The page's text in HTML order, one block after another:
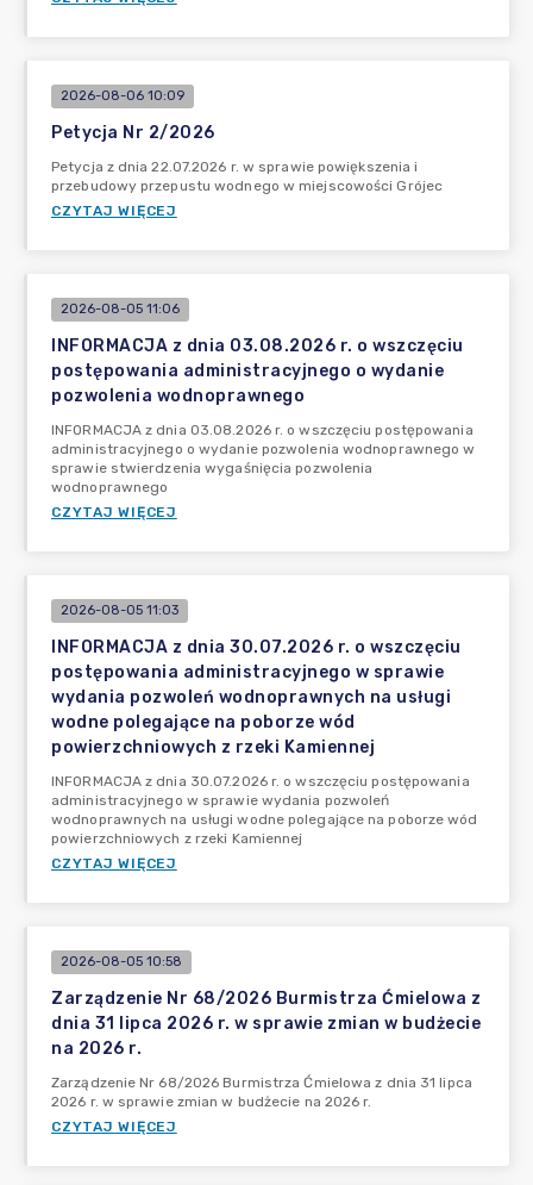
2026-08-06 10:09
Petycja Nr 2/2026
Petycja z dnia 22.07.2026 r. w sprawie powiększenia i
przebudowy przepustu wodnego w miejscowości Grójec
CZYTAJ WIĘCEJ
2026-08-05 11:06
INFORMACJA z dnia 03.08.2026 r. o wszczęciu
postępowania administracyjnego o wydanie
pozwolenia wodnoprawnego
INFORMACJA z dnia 03.08.2026 r. o wszczęciu postępowania
administracyjnego o wydanie pozwolenia wodnoprawnego w
sprawie stwierdzenia wygaśnięcia pozwolenia
wodnoprawnego
CZYTAJ WIĘCEJ
2026-08-05 11:03
INFORMACJA z dnia 30.07.2026 r. o wszczęciu
postępowania administracyjnego w sprawie
wydania pozwoleń wodnoprawnych na usługi
wodne polegające na poborze wód
powierzchniowych z rzeki Kamiennej
INFORMACJA z dnia 30.07.2026 r. o wszczęciu postępowania
administracyjnego w sprawie wydania pozwoleń
wodnoprawnych na usługi wodne polegające na poborze wód
powierzchniowych z rzeki Kamiennej
CZYTAJ WIĘCEJ
2026-08-05 10:58
Zarządzenie Nr 68/2026 Burmistrza Ćmielowa z
dnia 31 lipca 2026 r. w sprawie zmian w budżecie
na 2026 r.
Zarządzenie Nr 68/2026 Burmistrza Ćmielowa z dnia 31 lipca
2026 r. w sprawie zmian w budżecie na 2026 r.
CZYTAJ WIĘCEJ